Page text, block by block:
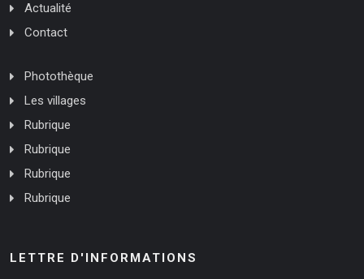
Actualité
Contact
Photothèque
Les villages
Rubrique
Rubrique
Rubrique
Rubrique
LETTRE D'INFORMATIONS